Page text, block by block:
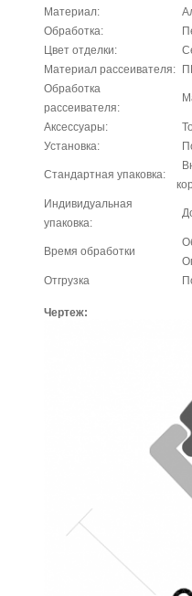
Материал:
Обработка:
Цвет отделки:
Материал рассеивателя:
Обработка
рассеивателя:
Аксессуары:
Установка:
Стандартная упаковка:
Индивидуальная
упаковка:
Время обработки
Отгрузка
Чертеж: